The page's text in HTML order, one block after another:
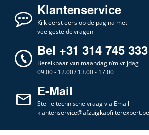
Klantenservice
Kijk eerst eens op de pagina met
veelgestelde vragen
Bel +31 314 745 333
Bereikbaar van maandag t/m vrijdag
09.00 - 12.00 / 13.00 - 17.00
E-Mail
Stel je technische vraag via Email
klantenservice@afzuigkapfilterexpert.be